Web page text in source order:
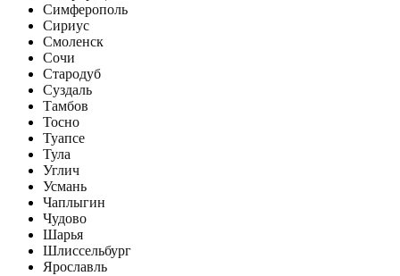
Симферополь
Сириус
Смоленск
Сочи
Стародуб
Суздаль
Тамбов
Тосно
Туапсе
Тула
Углич
Усмань
Чаплыгин
Чудово
Шарья
Шлиссельбург
Ярославль